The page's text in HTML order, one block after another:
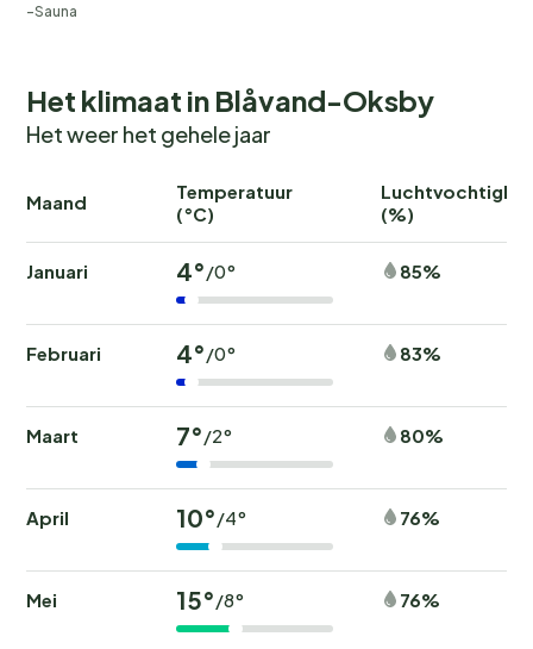
Sauna
Het klimaat in Blåvand-Oksby
Het weer het gehele jaar
Maand
Temperatuur
(°C)
(%)
Januari 4°/0° 85%
Februari 4°/0° 83%
Maart 7°/2° 80%
April 10°/4° 76%
Mei 15°/8° 76%